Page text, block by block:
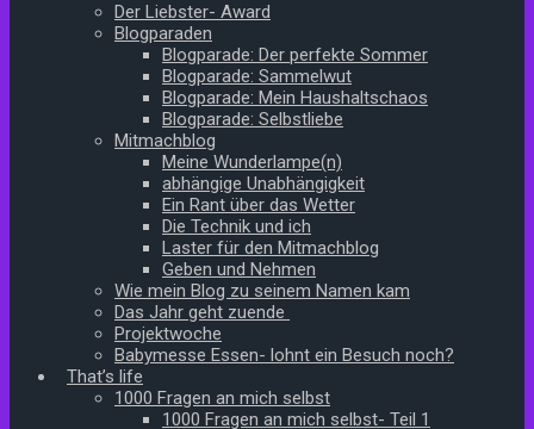
Der Liebster- Award
Blogparaden
Blogparade: Der perfekte Sommer
Blogparade: Sammelwut
Blogparade: Mein Haushaltschaos
Blogparade: Selbstliebe
Mitmachblog
Meine Wunderlampe(n)
abhängige Unabhängigkeit
Ein Rant über das Wetter
Die Technik und ich
Laster für den Mitmachblog
Geben und Nehmen
Wie mein Blog zu seinem Namen kam
Das Jahr geht zuende
Projektwoche
Babymesse Essen- lohnt ein Besuch noch?
That’s life
1000 Fragen an mich selbst
1000 Fragen an mich selbst- Teil 1